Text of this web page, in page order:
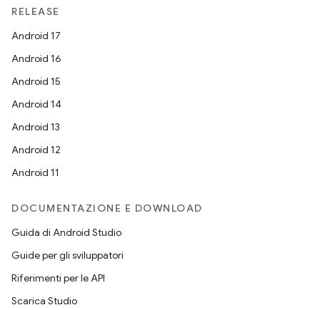
RELEASE
Android 17
Android 16
Android 15
Android 14
Android 13
Android 12
Android 11
DOCUMENTAZIONE E DOWNLOAD
Guida di Android Studio
Guide per gli sviluppatori
Riferimenti per le API
Scarica Studio